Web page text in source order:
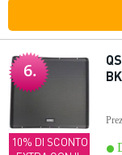
6.
10% DI SCONTO
BK